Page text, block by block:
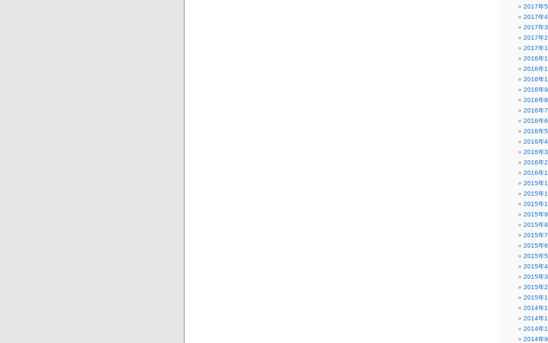
2017年5
2017年4
2017年3
2017年2
2017年1
2016年
2016年
2016年
2016年9
2016年8
2016年7
2016年6
2016年5
2016年4
2016年3
2016年2
2016年1
2015年
2015年
2015年
2015年9
2015年8
2015年7
2015年6
2015年5
2015年4
2015年3
2015年2
2015年1
2014年
2014年
2014年
2014年9